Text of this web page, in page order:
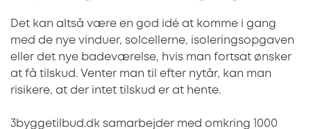
Det kan altså være en god idé at komme i gang
med de nye vinduer, solcellerne, isoleringsopgaven
eller det nye badeværelse, hvis man fortsat ønsker
at få tilskud. Venter man til efter nytår, kan man
risikere, at der intet tilskud er at hente.
3byggetilbud.dk samarbejder med omkring 1000